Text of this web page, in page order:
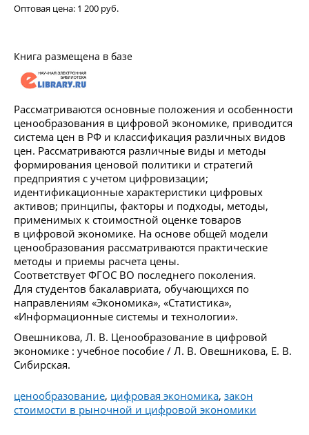
Оптовая цена: 1 200 руб.
Книга размещена в базе
Рассматриваются основные положения и особенности
ценообразования в цифровой экономике, приводится
система цен в РФ и классификация различных видов
цен. Рассматриваются различные виды и методы
формирования ценовой политики и стратегий
предприятия с учетом цифровизации;
идентификационные характеристики цифровых
активов; принципы, факторы и подходы, методы,
применимых к стоимостной оценке товаров
в цифровой экономике. На основе общей модели
ценообразования рассматриваются практические
методы и приемы расчета цены.
Соответствует ФГОС ВО последнего поколения.
Для студентов бакалавриата, обучающихся по
направлениям «Экономика», «Статистика»,
«Информационные системы и технологии».
Овешникова, Л. В. Ценообразование в цифровой
экономике : учебное пособие / Л. В. Овешникова, Е. В.
Сибирская.
ценообразование, цифровая экономика, закон
стоимости в рыночной и цифровой экономики